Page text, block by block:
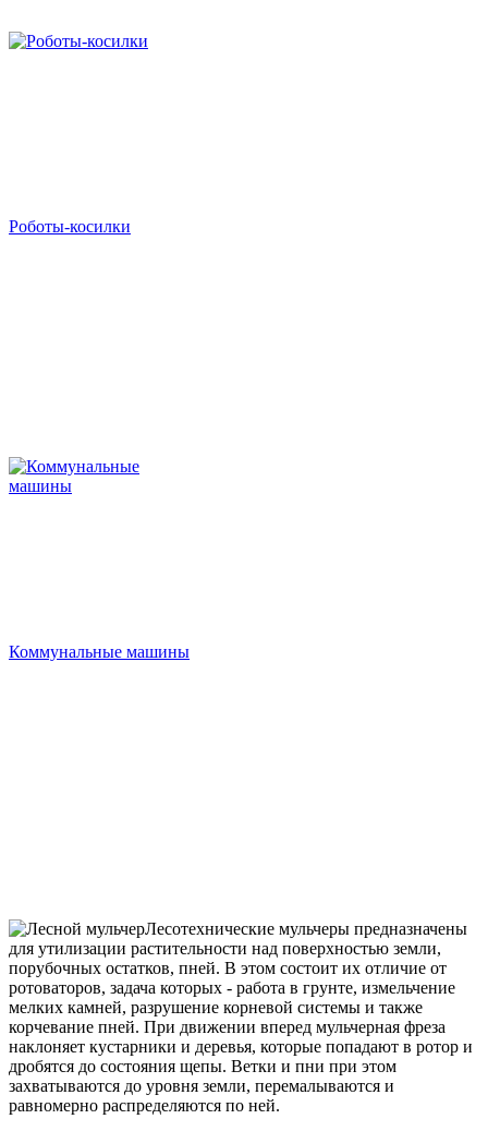
Роботы-косилки
Коммунальные машины
Лесотехнические мульчеры предназначены
для утилизации растительности над поверхностью земли,
порубочных остатков, пней. В этом состоит их отличие от
ротоваторов, задача которых - работа в грунте, измельчение
мелких камней, разрушение корневой системы и также
корчевание пней. При движении вперед мульчерная фреза
наклоняет кустарники и деревья, которые попадают в ротор и
дробятся до состояния щепы. Ветки и пни при этом
захватываются до уровня земли, перемалываются и
равномерно распределяются по ней.